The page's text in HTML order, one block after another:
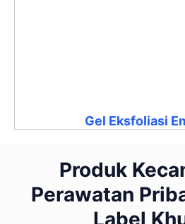
Gel Eksfoliasi
Produk
Perawatan